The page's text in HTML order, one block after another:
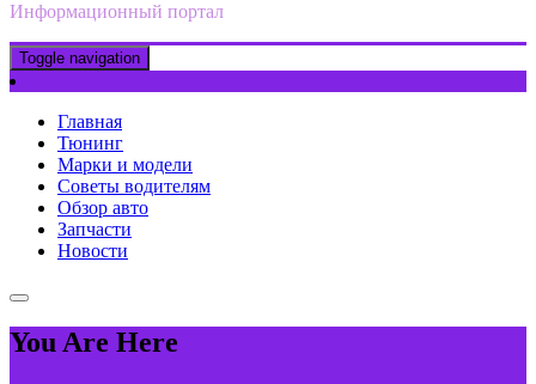
Информационный портал
Toggle navigation
Главная
Тюнинг
Марки и модели
Советы водителям
Обзор авто
Запчасти
Новости
You Are Here